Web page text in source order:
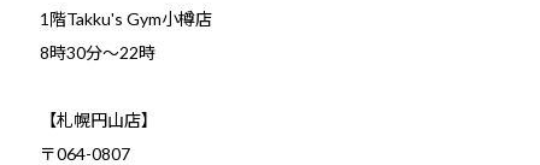
1階Takku's Gym小樽店
​8時30分～22時
【札幌円山店】
〒064-0807